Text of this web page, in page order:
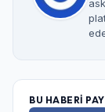
BU HABERİ